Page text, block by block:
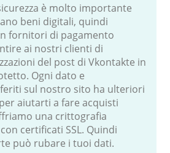
è molto importante
beni digitali, quindi
fornitori di pagamento
ai nostri clienti di
del post di Vkontakte in
Ogni dato e
sul nostro sito ha ulteriori
aiutarti a fare acquisti
una crittografia
certificati SSL. Quindi
può rubare i tuoi dati.